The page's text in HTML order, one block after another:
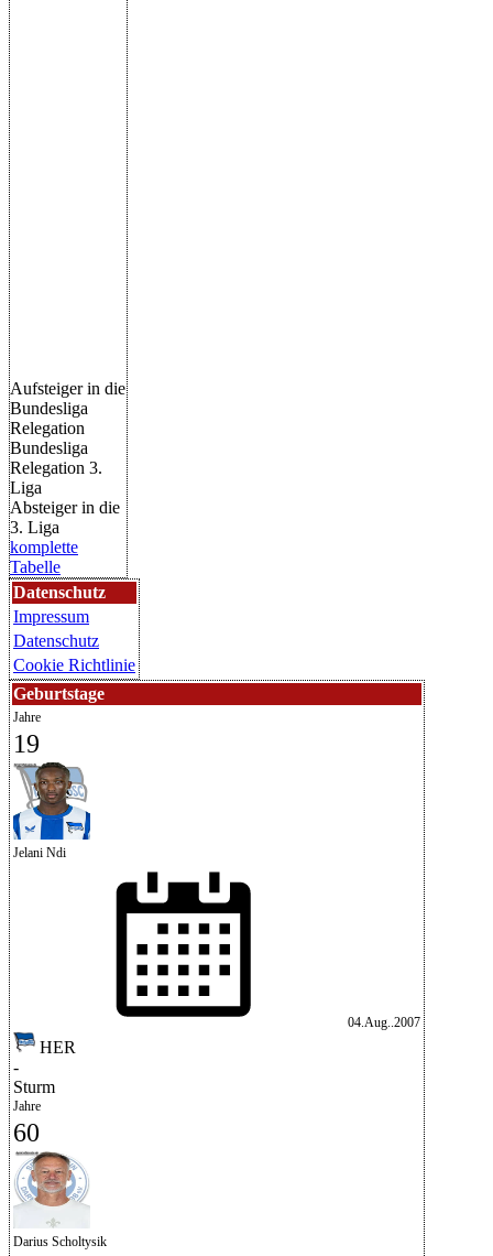
Aufsteiger in die
Bundesliga
Relegation
Bundesliga
Relegation 3.
Liga
Absteiger in die
3. Liga
komplette
Tabelle
Datenschutz
Impressum
Datenschutz
Cookie Richtlinie
Geburtstage
Jahre
19
Jelani Ndi
04.Aug..2007
HER
-
Sturm
Jahre
60
Darius Scholtysik